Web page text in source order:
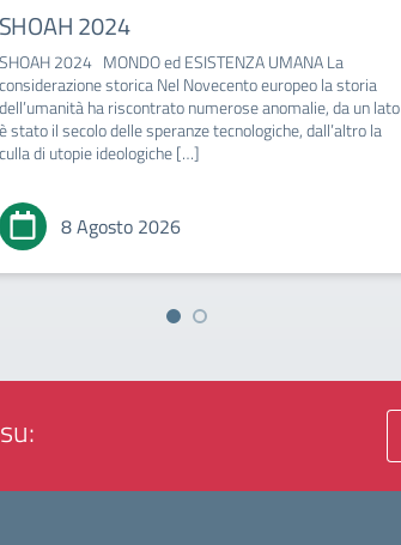
SHOAH 2024
SHOAH 2024 MONDO ed ESISTENZA UMANA La
considerazione storica Nel Novecento europeo la storia
dell’umanità ha riscontrato numerose anomalie, da un lato
è stato il secolo delle speranze tecnologiche, dall’altro la
culla di utopie ideologiche […]
8 Agosto 2026